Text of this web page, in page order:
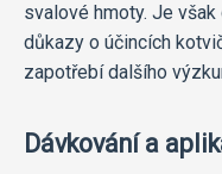
svalové hmoty. Je
důkazy o účincích
zapotřebí dalšího
Dávkování a